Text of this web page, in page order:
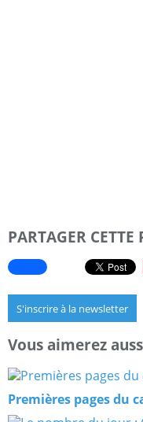
PARTAGER CETTE
S'inscrire à la newsletter
Vous aimerez
Premières pages du